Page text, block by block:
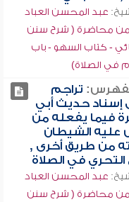
عبد المحسن العباد
محاضرة ( شرح سنن
- كتاب السهو - باب
في الصلاة)
تراجم
إسناد حديث أبي
فيما يفعله من
عليه الشيطان
من طريق أخرى ,
التحري في الصلاة
عبد المحسن العباد
محاضرة ( شرح سنن